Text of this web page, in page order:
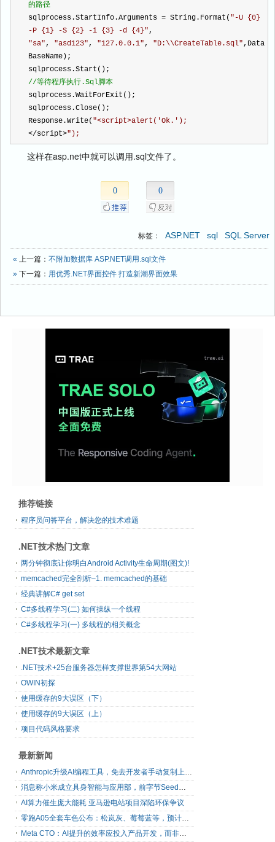
的路径
sqlprocess.StartInfo.Arguments = String.Format( " -U {0}
-P {1} -S {2} -i {3} -d {4}",
"sa", "asd123", "127.0.0.1", "D:\\CreateTable.sql",Data
BaseName);
sqlprocess.Start();
//等待程序执行.Sql脚本
sqlprocess.WaitForExit();
sqlprocess.Close();
Response.Write( "<script>alert('Ok.');
</script>" );
这样在asp.net中就可以调用.sql文件了。
0 0
标签： ASP.NET sql SQL Server
« 上一篇： 不附加数据库 ASP.NET调用.sql文件
» 下一篇： 用优秀.NET界面控件 打造新潮界面效果
推荐链接
程序员问答平台，解决您的技术难题
.NET技术热门文章
两分钟彻底让你明白Android Activity生命周期(图文)!
memcached完全剖析–1. memcached的基础
经典讲解C# get set
C#多线程学习(二) 如何操纵一个线程
C#多线程学习(一) 多线程的相关概念
.NET技术最新文章
.NET技术+25台服务器怎样支撑世界第54大网站
OWIN初探
使用缓存的9大误区（下）
使用缓存的9大误区（上）
项目代码风格要求
最新新闻
Anthropic升级AI编程工具，免去开发者手动复制上下文
消息称小米成立具身智能与应用部，前字节Seed孔涛挂帅
AI算力催生庞大能耗 亚马逊电站项目深陷环保争议
零跑A05全套车色公布：松岚灰、莓莓蓝等，预计明日上市
Meta CTO：AI提升的效率应投入产品开发，而非增加休假